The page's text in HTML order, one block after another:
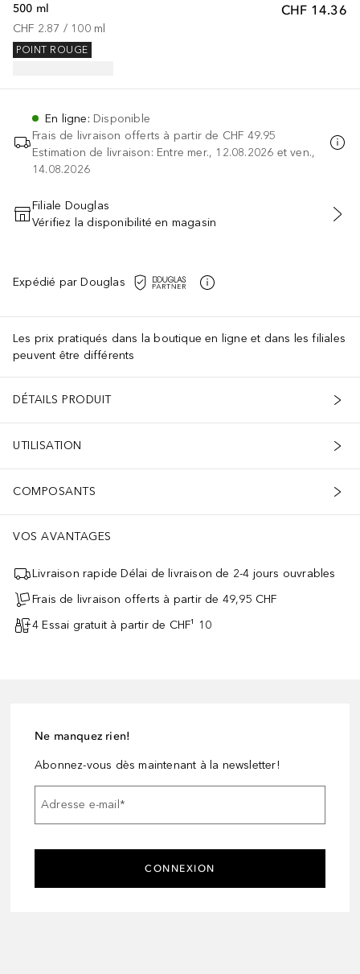
CHF 14.36
500 ml
CHF 2.87 / 100 ml
POINT ROUGE
En ligne: Disponible
Frais de livraison offerts à partir de CHF 49.95
Estimation de livraison: Entre mer., 12.08.2026 et ven.,
14.08.2026
AJOUTER AU PANIER
Filiale Douglas
Vérifiez la disponibilité en magasin
Expédié par Douglas
Les prix pratiqués dans la boutique en ligne et dans les filiales
peuvent être différents
DÉTAILS PRODUIT
UTILISATION
COMPOSANTS
VOS AVANTAGES
Livraison rapide Délai de livraison de 2-4 jours ouvrables
Frais de livraison offerts à partir de 49,95 CHF
4 Essai gratuit à partir de CHF¹ 10
Ne manquez rien!
Abonnez-vous dès maintenant à la newsletter!
Adresse e-mail*
CONNEXION